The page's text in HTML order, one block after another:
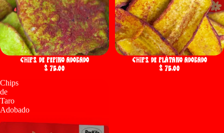
Chips de Pepino Adobado
$ 75.00
Chips de Plátano Adobado
$ 75.00
Chips
de
Taro
Adobado